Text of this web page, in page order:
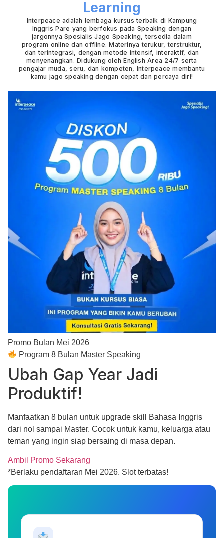
Learning
Interpeace adalah lembaga kursus terbaik di Kampung
Inggris Pare yang berfokus pada Speaking dengan
jargonnya Spesialis Jago Speaking, tersedia dalam
program online dan offline. Materinya terukur, terstruktur,
dan terintegrasi, dengan metode intensif, interaktif, dan
menyenangkan. Didukung oleh English Area 24/7 serta
pengajar muda, seru, dan kompeten, Interpeace membantu
kamu jago speaking dengan cepat dan percaya diri!
Promo Bulan Mei 2026
Program 8 Bulan Master Speaking
Ubah Gap Year Jadi
Produktif!
Manfaatkan 8 bulan untuk upgrade skill
Bahasa Inggris
dari nol sampai Master. Cocok untuk kamu, keluarga atau
teman yang ingin siap bersaing di masa depan.
Ambil Promo Sekarang
*Berlaku pendaftaran Mei 2026. Slot terbatas!